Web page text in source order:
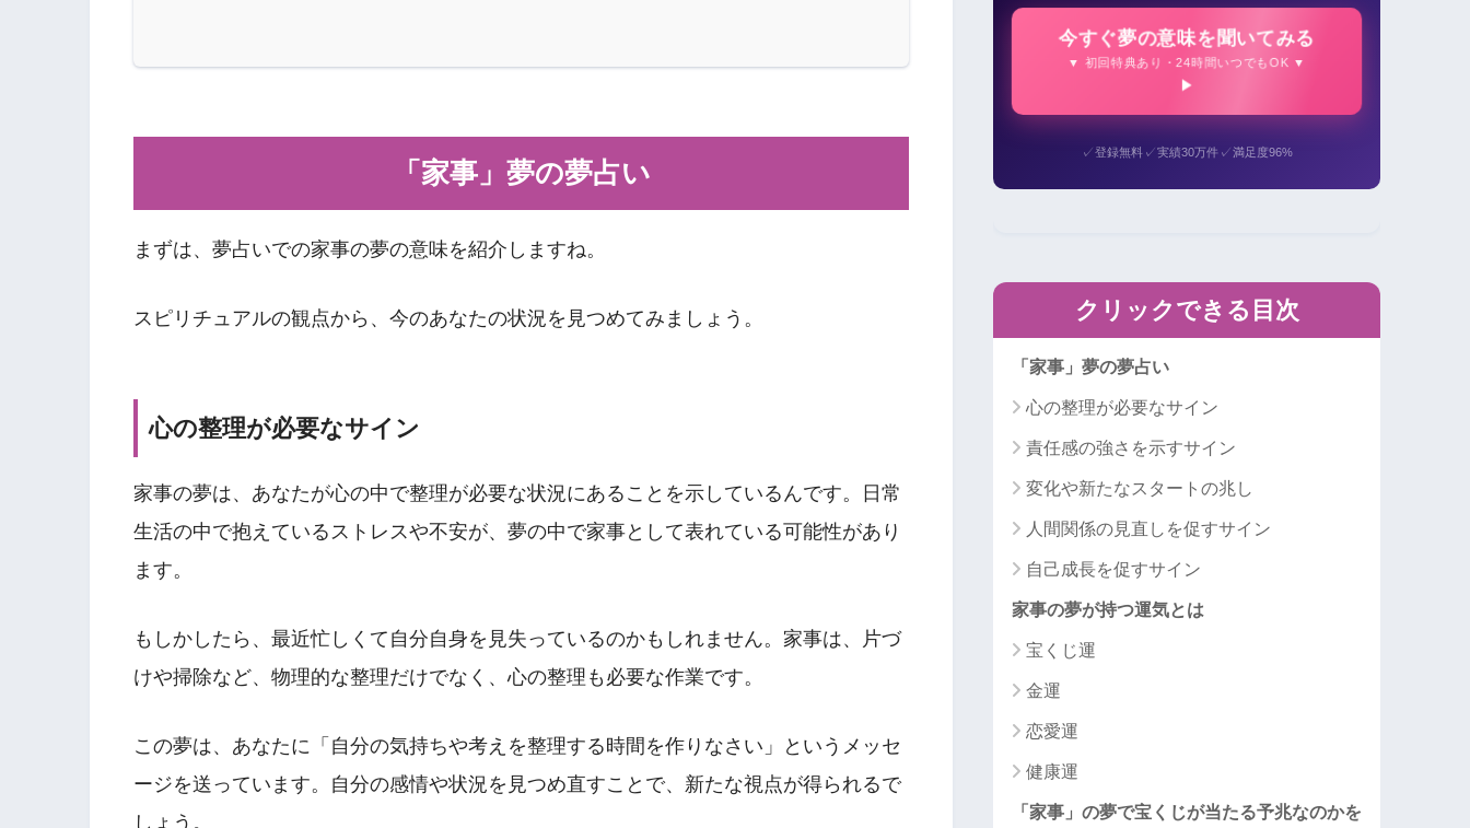
「家事」夢の夢占い
まずは、夢占いでの家事の夢の意味を紹介しますね。
スピリチュアルの観点から、今のあなたの状況を見つめてみましょう。
心の整理が必要なサイン
家事の夢は、あなたが心の中で整理が必要な状況にあることを示しているんです。日常
生活の中で抱えているストレスや不安が、夢の中で家事として表れている可能性があり
ます。
もしかしたら、最近忙しくて自分自身を見失っているのかもしれません。家事は、片づ
けや掃除など、物理的な整理だけでなく、心の整理も必要な作業です。
この夢は、あなたに「自分の気持ちや考えを整理する時間を作りなさい」というメッセ
ージを送っています。自分の感情や状況を見つめ直すことで、新たな視点が得られるで
しょう。
今すぐ夢の意味を聞いてみる
▼ 初回特典あり・24時間いつでもOK ▼
✓登録無料 ✓実績30万件 ✓満足度96%
クリックできる目次
「家事」夢の夢占い
心の整理が必要なサイン
責任感の強さを示すサイン
変化や新たなスタートの兆し
人間関係の見直しを促すサイン
自己成長を促すサイン
家事の夢が持つ運気とは
宝くじ運
金運
恋愛運
健康運
「家事」の夢で宝くじが当たる予兆なのかを